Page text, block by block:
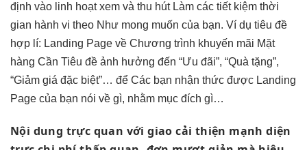
định vào linh hoạtxem và thu hútLàm các tiết kiệm thời
gian hành vi theo Như mong muốn của bạn. Ví dụ tiêu đề
hợp lí: Landing Page về Chương trình khuyến mãi Mặt
hàng Cần Tiêu đề ảnh hưởng đến “Ưu đãi”, “Quà tặng”,
“Giảm giá đặc biệt”… để Các bạn nhận thức được Landing
Page của bạn nói về gì, nhằm mục đích gì…
Nội dung trực quan với giaocải thiện mạnh diện